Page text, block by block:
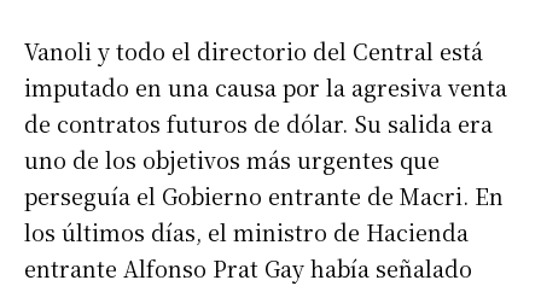
Vanoli y todo el directorio del Central está
imputado en una causa por la agresiva venta
de contratos futuros de dólar. Su salida era
uno de los objetivos más urgentes que
perseguía el Gobierno entrante de Macri. En
los últimos días, el ministro de Hacienda
entrante Alfonso Prat Gay había señalado